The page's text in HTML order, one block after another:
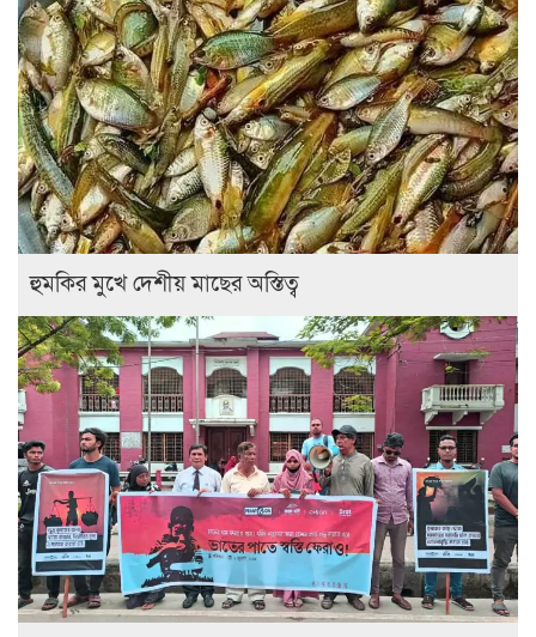
হুমকির মুখে দেশীয় মাছের অস্তিত্ব